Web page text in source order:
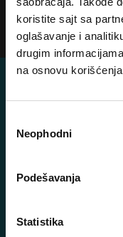
koristite sajt sa
oglašavanje i
drugim
na osnovu
сагласности
Neophodni
Podešavanja
Statistika
Player 387 doo
Posredovanje u
PDV: 403444110009